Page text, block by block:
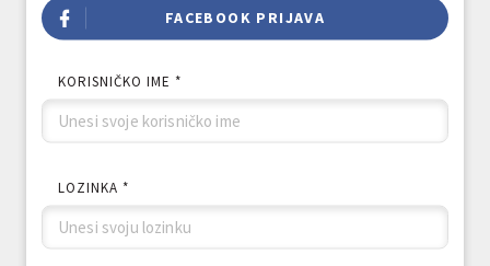
FACEBOOK PRIJAVA
KORISNIČKO IME *
LOZINKA *